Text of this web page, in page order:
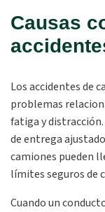
Causas
Los accidentes de
problemas
fatiga y
de entrega
camiones pueden
límites seguros de
Cuando un